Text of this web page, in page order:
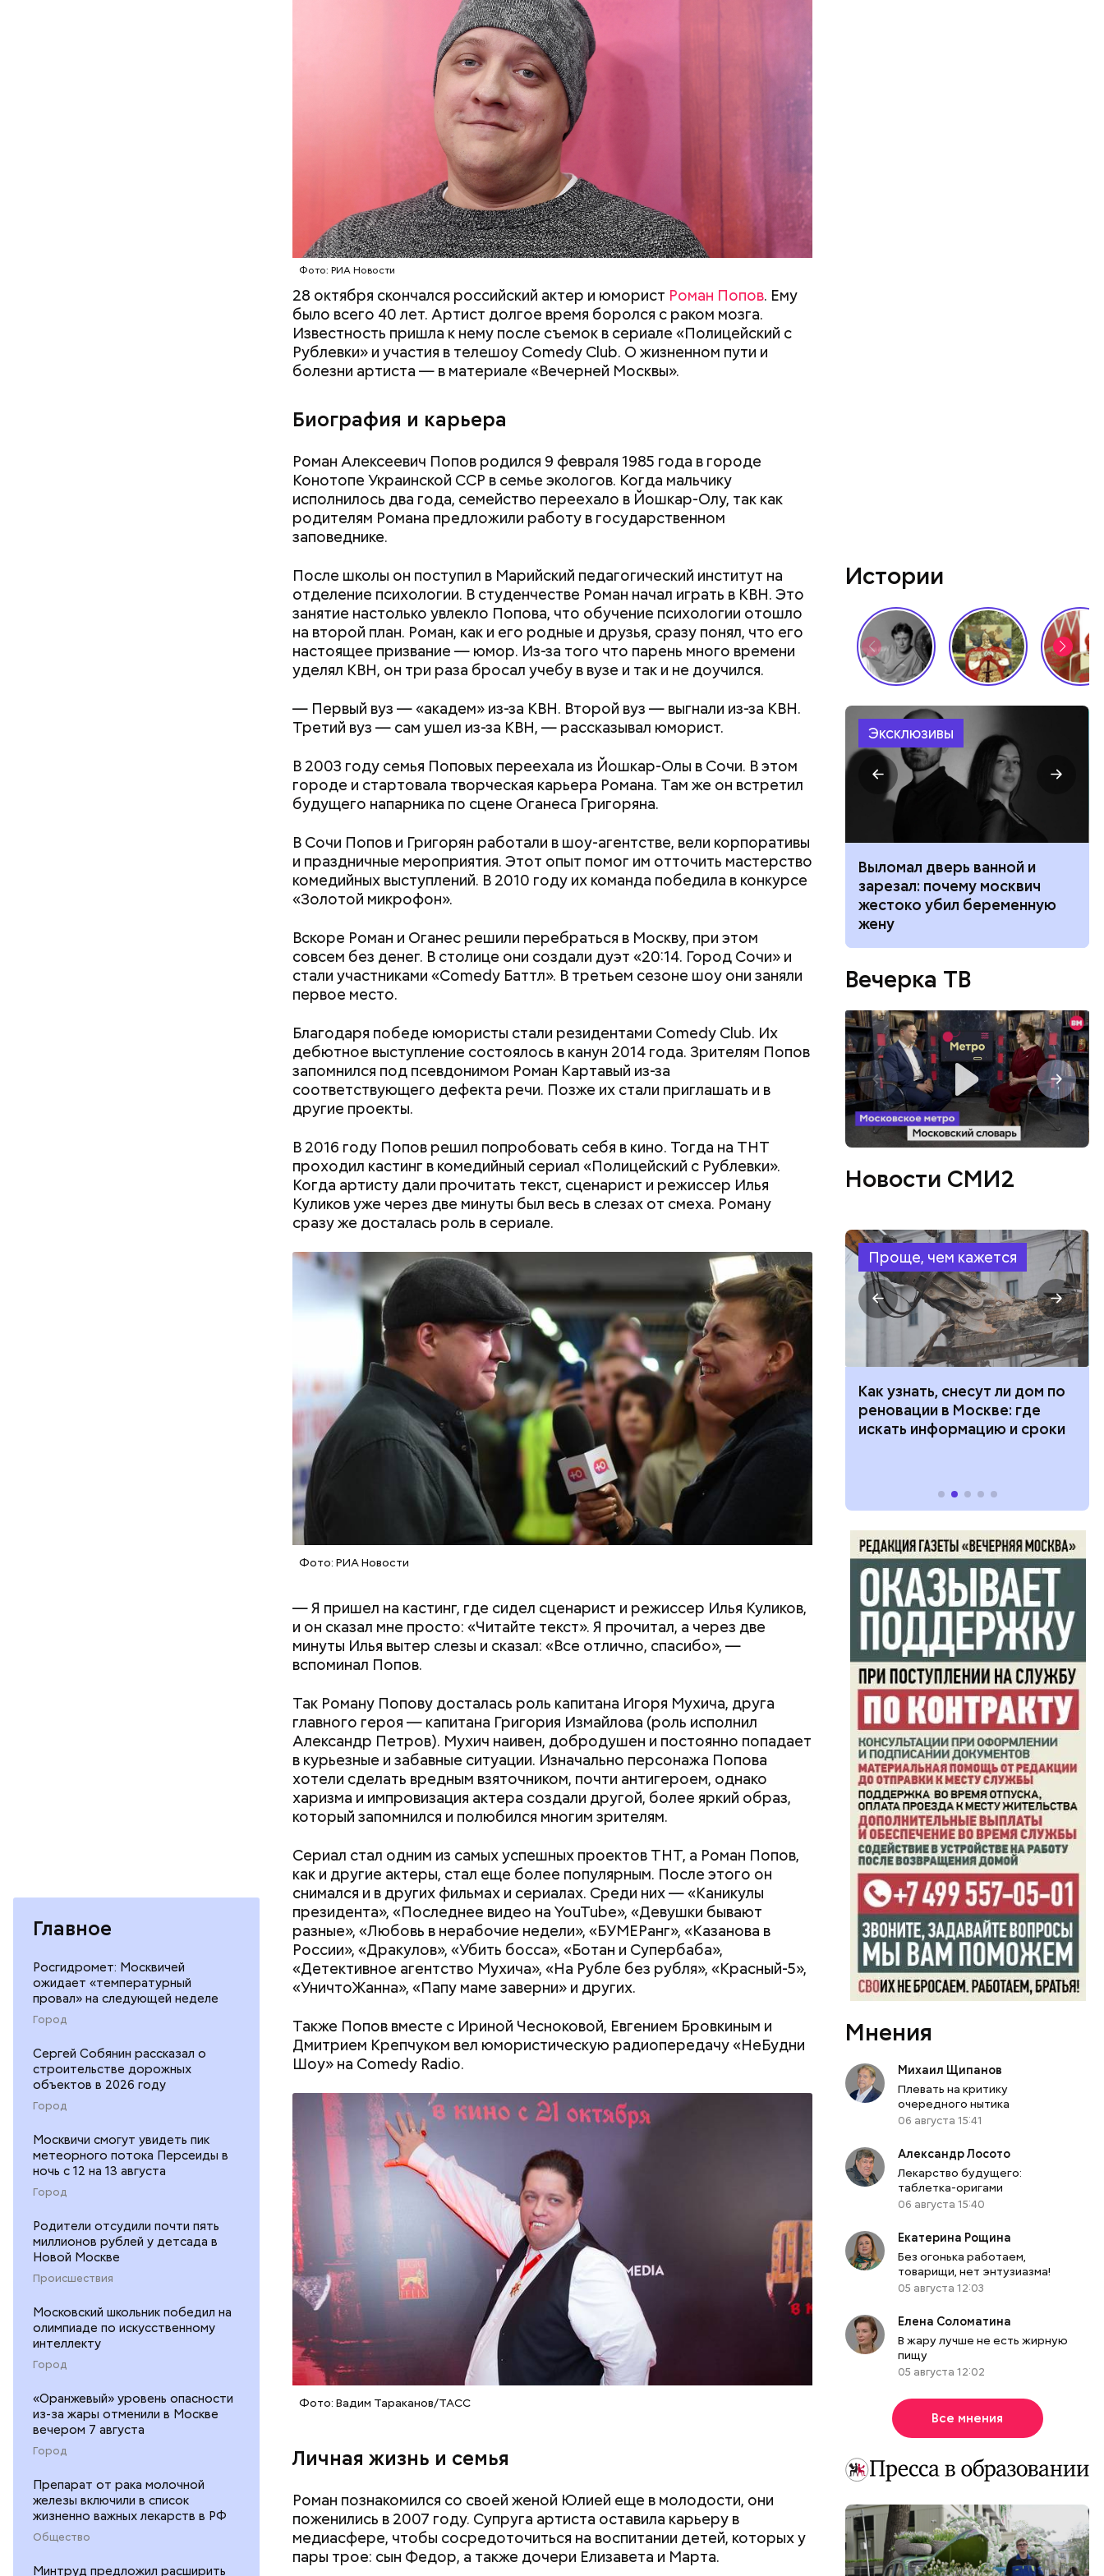
Главное
Росгидромет: Москвичей
ожидает «температурный
провал» на следующей неделе
Город
Сергей Собянин рассказал о
строительстве дорожных
объектов в 2026 году
Город
Москвичи смогут увидеть пик
метеорного потока Персеиды в
ночь с 12 на 13 августа
Город
Родители отсудили почти пять
миллионов рублей у детсада в
Новой Москве
Происшествия
Московский школьник победил на
олимпиаде по искусственному
интеллекту
Город
«Оранжевый» уровень опасности
из-за жары отменили в Москве
вечером 7 августа
Город
Препарат от рака молочной
железы включили в список
жизненно важных лекарств в РФ
Общество
Минтруд предложил расширить
Фото: РИА Новости
28 октября скончался российский актер и юморист Роман Попов. Ему
было всего 40 лет. Артист долгое время боролся с раком мозга.
Известность пришла к нему после съемок в сериале «Полицейский с
Рублевки» и участия в телешоу Comedy Club. О жизненном пути и
болезни артиста — в материале «Вечерней Москвы».
Биография и карьера
Роман Алексеевич Попов родился 9 февраля 1985 года в городе
Конотопе Украинской ССР в семье экологов. Когда мальчику
исполнилось два года, семейство переехало в Йошкар-Олу, так как
родителям Романа предложили работу в государственном
заповеднике.
После школы он поступил в Марийский педагогический институт на
отделение психологии. В студенчестве Роман начал играть в КВН. Это
занятие настолько увлекло Попова, что обучение психологии отошло
на второй план. Роман, как и его родные и друзья, сразу понял, что его
настоящее призвание — юмор. Из-за того что парень много времени
уделял КВН, он три раза бросал учебу в вузе и так и не доучился.
— Первый вуз — «академ» из-за КВН. Второй вуз — выгнали из-за КВН.
Третий вуз — сам ушел из-за КВН, — рассказывал юморист.
В 2003 году семья Поповых переехала из Йошкар-Олы в Сочи. В этом
городе и стартовала творческая карьера Романа. Там же он встретил
будущего напарника по сцене Оганеса Григоряна.
В Сочи Попов и Григорян работали в шоу-агентстве, вели корпоративы
и праздничные мероприятия. Этот опыт помог им отточить мастерство
комедийных выступлений. В 2010 году их команда победила в конкурсе
«Золотой микрофон».
Вскоре Роман и Оганес решили перебраться в Москву, при этом
совсем без денег. В столице они создали дуэт «20:14. Город Сочи» и
стали участниками «Comedy Баттл». В третьем сезоне шоу они заняли
первое место.
Благодаря победе юмористы стали резидентами Comedy Club. Их
дебютное выступление состоялось в канун 2014 года. Зрителям Попов
запомнился под псевдонимом Роман Картавый из-за
соответствующего дефекта речи. Позже их стали приглашать и в
другие проекты.
В 2016 году Попов решил попробовать себя в кино. Тогда на ТНТ
проходил кастинг в комедийный сериал «Полицейский с Рублевки».
Когда артисту дали прочитать текст, сценарист и режиссер Илья
Куликов уже через две минуты был весь в слезах от смеха. Роману
сразу же досталась роль в сериале.
Фото: РИА Новости
— Я пришел на кастинг, где сидел сценарист и режиссер Илья Куликов,
и он сказал мне просто: «Читайте текст». Я прочитал, а через две
минуты Илья вытер слезы и сказал: «Все отлично, спасибо», —
вспоминал Попов.
Так Роману Попову досталась роль капитана Игоря Мухича, друга
главного героя — капитана Григория Измайлова (роль исполнил
Александр Петров). Мухич наивен, добродушен и постоянно попадает
в курьезные и забавные ситуации. Изначально персонажа Попова
хотели сделать вредным взяточником, почти антигероем, однако
харизма и импровизация актера создали другой, более яркий образ,
который запомнился и полюбился многим зрителям.
Сериал стал одним из самых успешных проектов ТНТ, а Роман Попов,
как и другие актеры, стал еще более популярным. После этого он
снимался и в других фильмах и сериалах. Среди них — «Каникулы
президента», «Последнее видео на YouTube», «Девушки бывают
разные», «Любовь в нерабочие недели», «БУМЕРанг», «Казанова в
России», «Дракулов», «Убить босса», «Ботан и Супербаба»,
«Детективное агентство Мухича», «На Рубле без рубля», «Красный-5»,
«УничтоЖанна», «Папу маме заверни» и других.
Также Попов вместе с Ириной Чесноковой, Евгением Бровкиным и
Дмитрием Крепчуком вел юмористическую радиопередачу «НеБудни
Шоу» на Comedy Radio.
Фото: Вадим Тараканов/ТАСС
Личная жизнь и семья
Роман познакомился со своей женой Юлией еще в молодости, они
поженились в 2007 году. Супруга артиста оставила карьеру в
медиасфере, чтобы сосредоточиться на воспитании детей, которых у
пары трое: сын Федор, а также дочери Елизавета и Марта.
День «Счастье случается» был инициирован Тайным обществом
счастливых людей, чтобы напомнить людям, что счастье на самом деле
кроется в мелочах. Отпраздновать этот день можно, поделившись с
другими людьми счастливыми моментами из своей жизни.
Истории
Эксклюзивы
Дебошир и «гроза»
силовиков: кто такой Роберт
Гилман, которого просят
Маникюр кокошником
украшу: тренды маникюра в
Выломал дверь ванной и
зарезал: почему москвич
жестоко убил беременную
жену
Вечерка ТВ
Новости СМИ2
Проще, чем кажется
Как поменять батареи дома и
не получить штраф
Как получить до 100 тысяч
рублей от государства при
трудной ситуации: кто может
претендовать и какие нужны
документы
Как узнать, снесут ли дом по
реновации в Москве: где
искать информацию и сроки
Мнения
Михаил Щипанов
Плевать на критику
очередного нытика
06 августа 15:41
Александр Лосото
Лекарство будущего:
таблетка-оригами
06 августа 15:40
Екатерина Рощина
Без огонька работаем,
товарищи, нет энтузиазма!
05 августа 12:03
Елена Соломатина
В жару лучше не есть жирную
пищу
05 августа 12:02
Все мнения